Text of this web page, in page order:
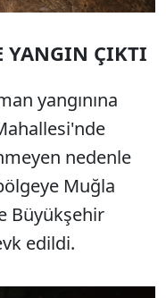
YANGIN ÇIKTI
yangınına
nedenle
Muğla
Büyükşehir
edildi.